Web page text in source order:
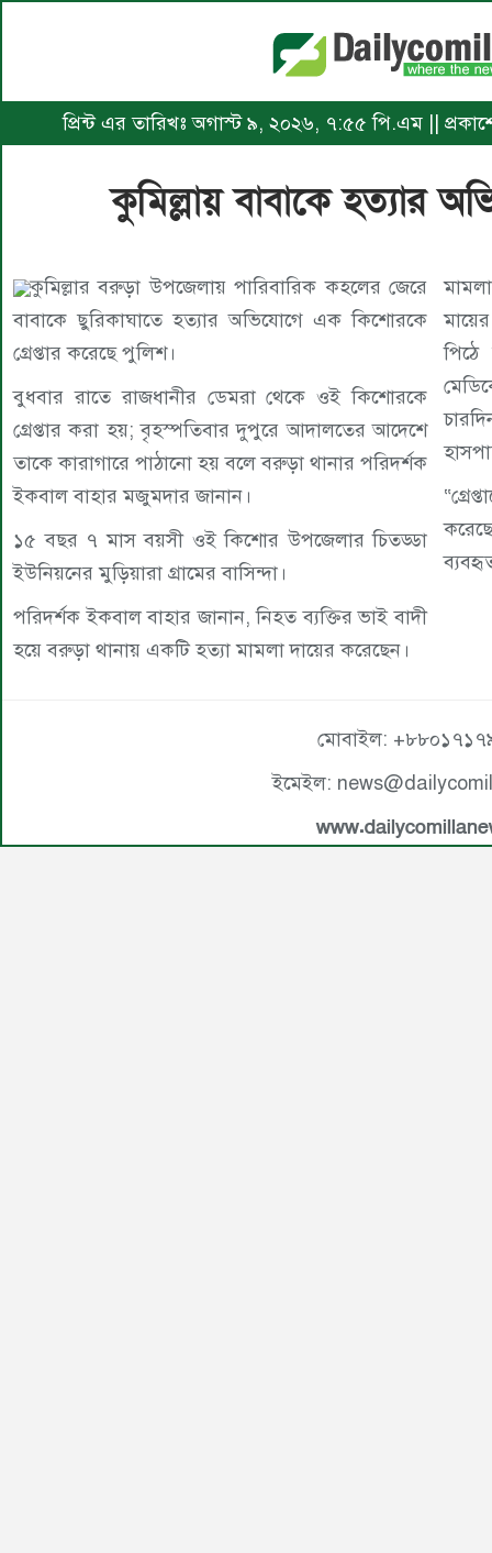
প্রিন্ট এর তারিখঃ অগাস্ট ৯, ২০২৬, ৭:৫৫ পি.এম ||
কুমিল্লায় বাবাকে হত্যার
কুমিল্লার বরুড়া উপজেলায় পারিবারিক কহলের জেরে
বাবাকে ছুরিকাঘাতে হত্যার অভিযোগে এক কিশোরকে
গ্রেপ্তার করেছে পুলিশ।
বুধবার রাতে রাজধানীর ডেমরা থেকে ওই কিশোরকে
গ্রেপ্তার করা হয়; বৃহস্পতিবার দুপুরে আদালতের আদেশে
তাকে কারাগারে পাঠানো হয় বলে বরুড়া থানার পরিদর্শক
ইকবাল বাহার মজুমদার জানান।
১৫ বছর ৭ মাস বয়সী ওই কিশোর উপজেলার চিতড্ডা
ইউনিয়নের মুড়িয়ারা গ্রামের বাসিন্দা।
পরিদর্শক ইকবাল বাহার জানান, নিহত ব্যক্তির ভাই বাদী
হয়ে বরুড়া থানায় একটি হত্যা মামলা দায়ের করেছেন।
মোবাইল:
ইমেইল: